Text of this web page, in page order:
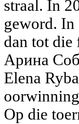
straal. In
geword. In
dan tot die
Aрина
Elena
Op die